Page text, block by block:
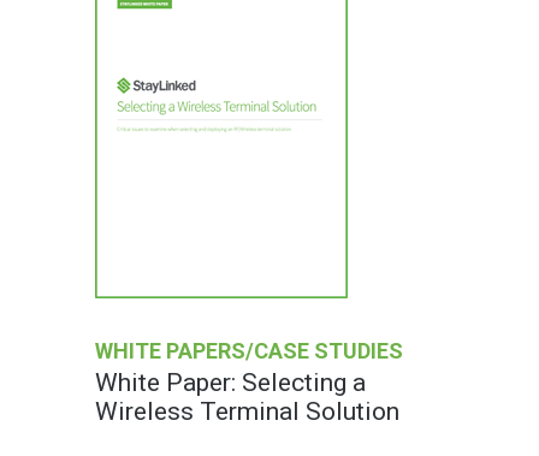
WHITE PAPERS/CASE STUDIES
White Paper: Selecting a
Wireless Terminal Solution